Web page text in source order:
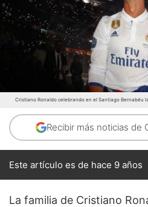
Cristiano Ronaldo celebrando en el Santiago Bernabéu
Recibir más noticias de
Este artículo es de hace 9 años
La familia de Cristiano